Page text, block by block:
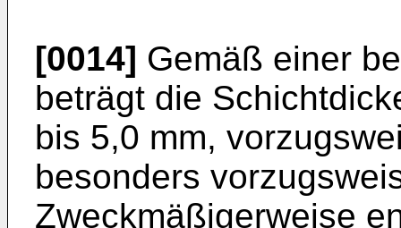
[0014] Gemäß einer
beträgt die
bis 5,0 mm,
besonders
Zweckmäßigerweise